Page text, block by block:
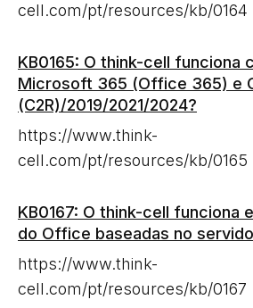
cell.com/pt/resources/kb/0164
KB0165: O think-cell funciona
Microsoft 365 (Office 365) e
(C2R)/2019/2021/2024?
https://www.think-
cell.com/pt/resources/kb/0165
KB0167: O think-cell funciona
do Office baseadas no
https://www.think-
cell.com/pt/resources/kb/0167